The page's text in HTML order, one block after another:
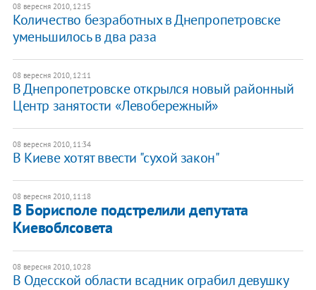
08 вересня 2010, 12:15
Количество безработных в Днепропетровске
уменьшилось в два раза
08 вересня 2010, 12:11
В Днепропетровске открылся новый районный
Центр занятости «Левобережный»
08 вересня 2010, 11:34
В Киеве хотят ввести "сухой закон"
08 вересня 2010, 11:18
В Борисполе подстрелили депутата
Киевоблсовета
08 вересня 2010, 10:28
В Одесской области всадник ограбил девушку